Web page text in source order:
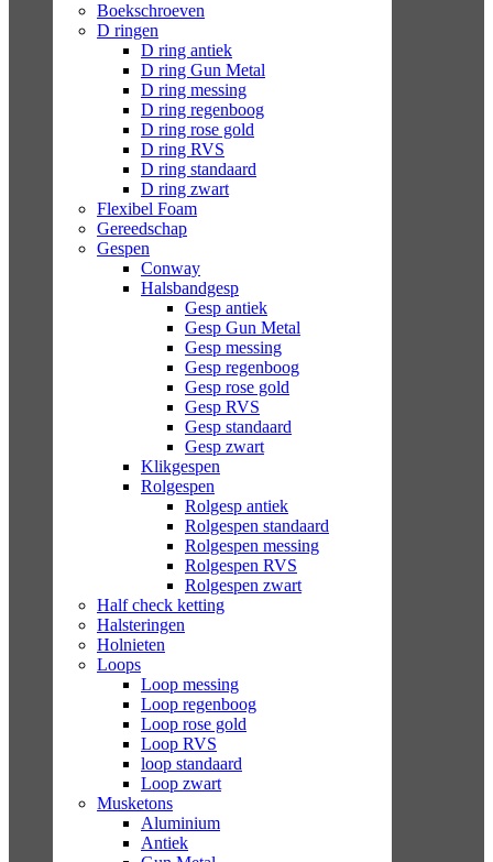
Boekschroeven
D ringen
D ring antiek
D ring Gun Metal
D ring messing
D ring regenboog
D ring rose gold
D ring RVS
D ring standaard
D ring zwart
Flexibel Foam
Gereedschap
Gespen
Conway
Halsbandgesp
Gesp antiek
Gesp Gun Metal
Gesp messing
Gesp regenboog
Gesp rose gold
Gesp RVS
Gesp standaard
Gesp zwart
Klikgespen
Rolgespen
Rolgesp antiek
Rolgespen standaard
Rolgespen messing
Rolgespen RVS
Rolgespen zwart
Half check ketting
Halsteringen
Holnieten
Loops
Loop messing
Loop regenboog
Loop rose gold
Loop RVS
loop standaard
Loop zwart
Musketons
Aluminium
Antiek